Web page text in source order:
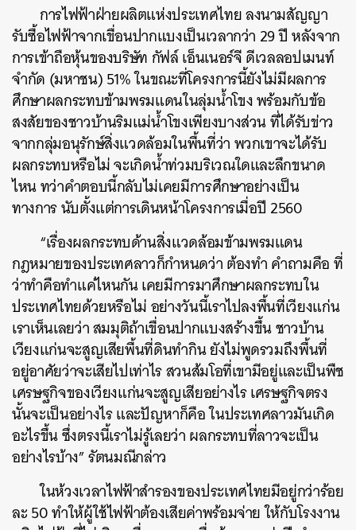
การไฟฟ้าฝ่ายผลิตแห่งประเทศไทย ลงนามสัญญา
รับซื้อไฟฟ้าจากเขื่อนปากแบงเป็นเวลากว่า 29 ปี หลังจาก
การเข้าถือหุ้นของบริษัท กัฟล์ เอ็นเนอร์จี ดีเวลลอปเมนท์
จำกัด (มหาชน) 51% ในขณะที่โครงการนี้ยังไม่มีผลการ
ศึกษาผลกระทบข้ามพรมแดนในลุ่มน้ำโขง พร้อมกับข้อ
สงสัยของชาวบ้านริมแม่น้ำโขงเพียงบางส่วน ที่ได้รับข่าว
จากกลุ่มอนุรักษ์สิ่งแวดล้อมในพื้นที่ว่า พวกเขาจะได้รับ
ผลกระทบหรือไม่ จะเกิดน้ำท่วมบริเวณใดและลึกขนาด
ไหน ทว่าคำตอบนี้กลับไม่เคยมีการศึกษาอย่างเป็น
ทางการ นับตั้งแต่การเดินหน้าโครงการเมื่อปี 2560
“เรื่องผลกระทบด้านสิ่งแวดล้อมข้ามพรมแดน
กฎหมายของประเทศลาวก็กำหนดว่า ต้องทำ คำถามคือ ที่
ว่าทำคือทำแค่ไหนกัน เคยมีการมาศึกษาผลกระทบใน
ประเทศไทยด้วยหรือไม่ อย่างวันนี้เราไปลงพื้นที่เวียงแก่น
เราเห็นเลยว่า สมมุติถ้าเขื่อนปากแบงสร้างขึ้น ชาวบ้าน
เวียงแก่นจะสูญเสียพื้นที่ดินทำกิน ยังไม่พูดรวมถึงพื้นที่
อยู่อาศัยว่าจะเสียไปเท่าไร สวนส้มโอที่เขามีอยู่และเป็นพืช
เศรษฐกิจของเวียงแก่นจะสูญเสียอย่างไร เศรษฐกิจตรง
นั้นจะเป็นอย่างไร และปัญหาก็คือ ในประเทศลาวมันเกิด
อะไรขึ้น ซึ่งตรงนี้เราไม่รู้เลยว่า ผลกระทบที่ลาวจะเป็น
อย่างไรบ้าง” รัตนมณีกล่าว
ในห้วงเวลาไฟฟ้าสำรองของประเทศไทยมีอยู่กว่าร้อย
ละ 50 ทำให้ผู้ใช้ไฟฟ้าต้องเสียค่าพร้อมจ่าย ให้กับโรงงาน